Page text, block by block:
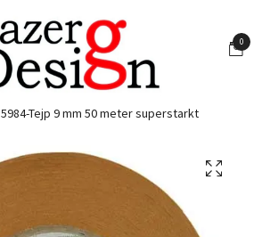
0
5984-Tejp 9 mm 50 meter superstarkt